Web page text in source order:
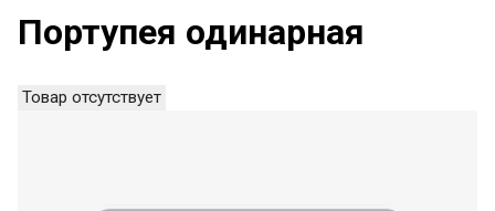
Портупея одинарная
Товар отсутствует